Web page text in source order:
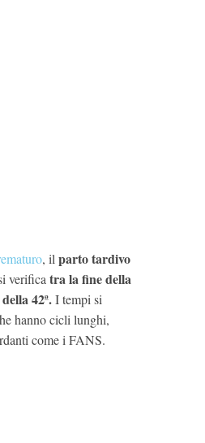
, il parto tardivo
verifica tra la fine della
42ª.I tempi si
hanno cicli lunghi,
come i FANS.